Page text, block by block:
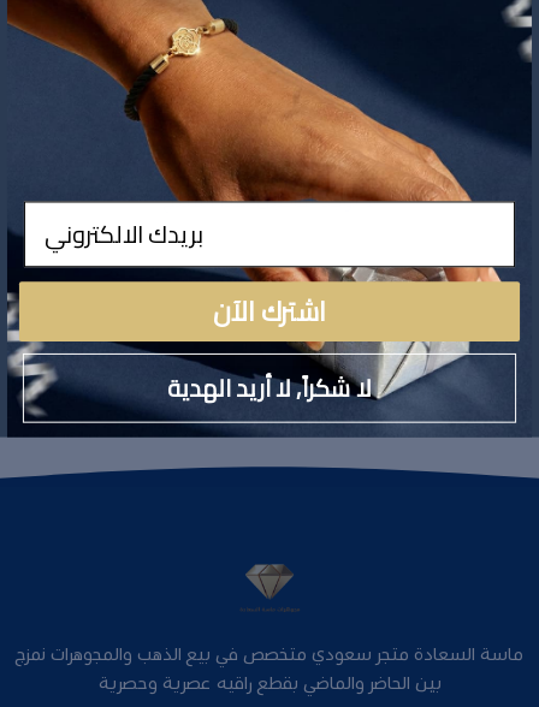
لا توجد تفاصيل لهذا المنتج
تقييمات المنتج
ماسة السعادة متجر سعودي متخصص في بيع الذهب والمجوهرات نمزج
بين الحاضر والماضي بقطع راقيه عصرية وحصرية
ادخال
اشترك الآن
لا شكراً, لا أريد الهدية